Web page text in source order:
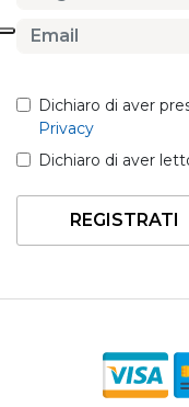
Dichiaro di aver
Privacy
Dichiaro di aver
REGISTRATI